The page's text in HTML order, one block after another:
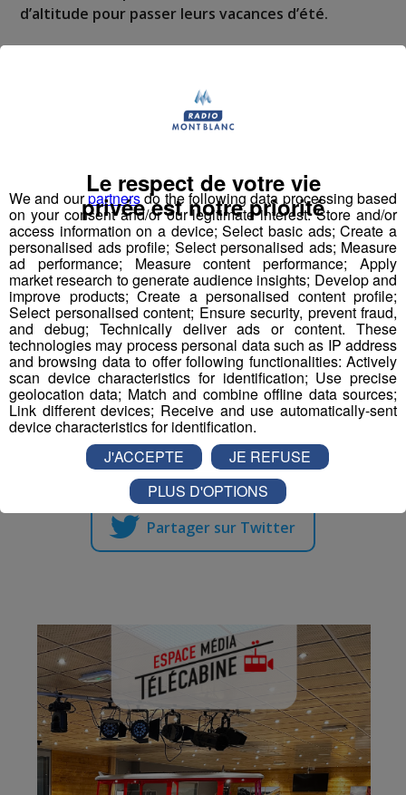
d’altitude pour passer leurs vacances d’été.
le taux d'occupation prévisionnel dans
les stations de montagne en août augmente de 3,8
Ces réservations prévues atteignent près de 70% pour la
semaine du 8 au 15 août et augmente jusqu’à +5,6 pts
pour la dernière semaine d’août.
Sur la période estivale (du 4 juillet au 12 septembre), "la
fréquentation se maintient ainsi à l’équilibre (+0,4pt) et
confirme l’engouement des vacanciers pour la nature et le
grand air de la montagne" précise l’ANMSM.
Partager sur Facebook
Partager sur Twitter
We and ourpartnersdo the following data processing based
on your consent and/or our legitimate interest: Store and/or
access information on a device; Select basic ads; Create a
personalised ads profile; Select personalised ads; Measure
ad performance; Measure content performance; Apply
market research to generate audience insights; Develop and
improve products; Create a personalised content profile;
Select personalised content; Ensure security, prevent fraud,
and debug; Technically deliver ads or content. These
technologies may process personal data such as IP address
and browsing data to offer following functionalities: Actively
scan device characteristics for identification; Use precise
geolocation data; Match and combine offline data sources;
Link different devices; Receive and use automatically-sent
device characteristics for identification.
Le respect de votre vie
privée est notre priorité
J'ACCEPTE
JE REFUSE
PLUS D'OPTIONS